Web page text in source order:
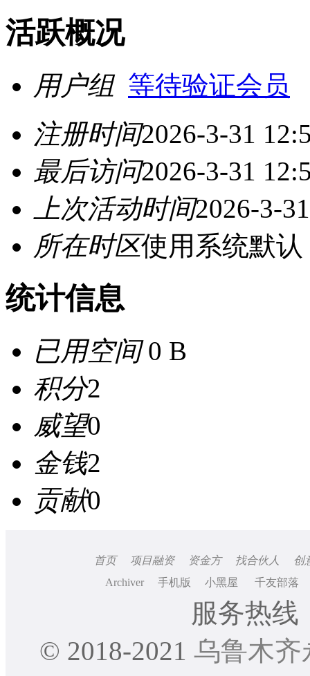
活跃概况
用户组 等待验证会员
注册时间2026-3-31
最后访问2026-3-31
上次活动时间2026-3-
所在时区使用系统默认
统计信息
已用空间0 B
积分2
威望0
金钱2
贡献0
首页 项目融资 资金方 找合伙人
创
Archiver
手机版 小黑屋 千友部落
服务热线
© 2018-2021 乌鲁木齐